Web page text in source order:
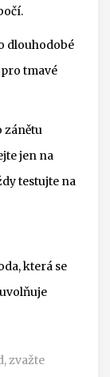
dlouhodobé
tmavé
zánětu
jen na
testujte na
která se
zvažte